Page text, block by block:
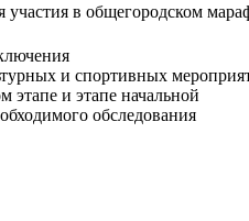
в общегородском
и спортивных
этапе и этапе начальной
обследования